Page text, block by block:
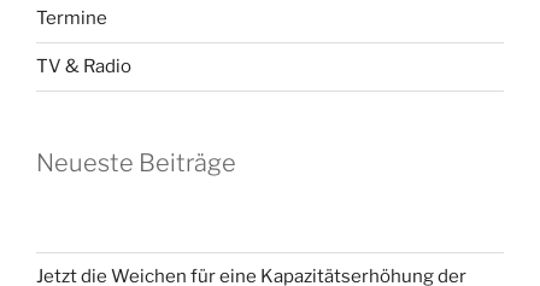
Termine
TV & Radio
Neueste Beiträge
Jetzt die Weichen für eine Kapazitätserhöhung der